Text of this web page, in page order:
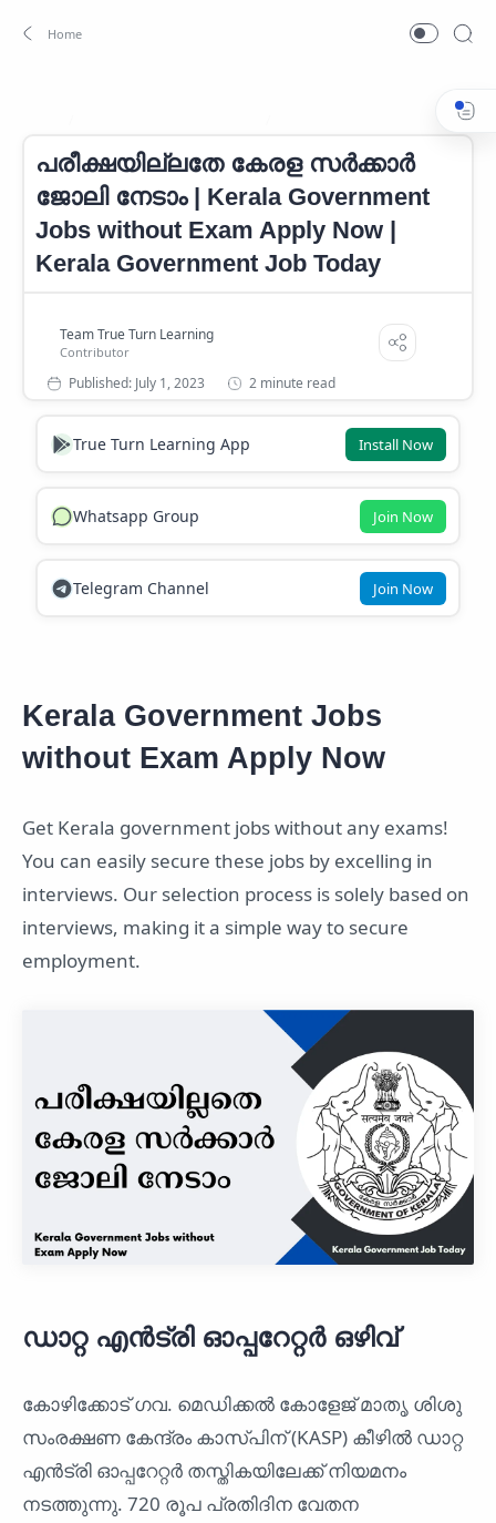
പരീക്ഷയില്ലതേ കേരള സർക്കാർ
ജോലി നേടാം | Kerala Government
Jobs without Exam Apply Now |
Kerala Government Job Today
2 minute read
True Turn Learning App Install Now
Whatsapp Group Join Now
Telegram Channel Join Now
Kerala Government Jobs
without Exam Apply Now
Get Kerala government jobs without any exams!
You can easily secure these jobs by excelling in
interviews. Our selection process is solely based on
interviews, making it a simple way to secure
employment.
ഡാറ്റ എന്‍ട്രി ഓപ്പറേറ്റര്‍ ഒഴിവ്
കോഴിക്കോട് ഗവ. മെഡിക്കല്‍ കോളേജ്‌ മാതൃ ശിശു
സംരക്ഷണ കേന്ദ്രം കാസ്പിന് (KASP) കീഴില്‍ ഡാറ്റ
എന്‍ട്രി ഓപ്പറേറ്റര്‍ തസ്തികയിലേക്ക്‌ നിയമനം
നടത്തുന്നു. 720 രൂപ പ്രതിദിന വേതന